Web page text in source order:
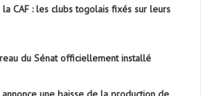
CAF : les clubs togolais fixés sur leurs
du Sénat officiellement installé